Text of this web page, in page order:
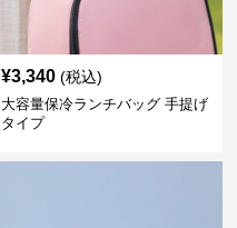
¥3,340 (税込)
大容量保冷ランチバッグ 手提げ
タイプ